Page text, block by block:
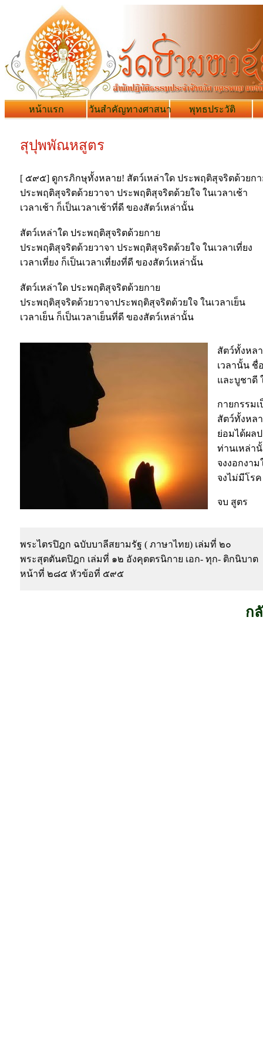
หน้าแรก วันสำคัญทางศาสนา พุทธประวัติ
สุปุพพัณหสูตร
[ ๕๙๕] ดูกรภิกษุทั้งหลาย! สัตว์เหล่าใด ประพฤติสุจริตด้วยกา
ประพฤติสุจริตด้วยวาจา ประพฤติสุจริตด้วยใจ ในเวลาเช้า
เวลาเช้า ก็เป็นเวลาเช้าที่ดี ของสัตว์เหล่านั้น
สัตว์เหล่าใด ประพฤติสุจริตด้วยกาย
ประพฤติสุจริตด้วยวาจา ประพฤติสุจริตด้วยใจ ในเวลาเที่ยง
เวลาเที่ยง ก็เป็นเวลาเที่ยงที่ดี ของสัตว์เหล่านั้น
สัตว์เหล่าใด ประพฤติสุจริตด้วยกาย
ประพฤติสุจริตด้วยวาจาประพฤติสุจริตด้วยใจ ในเวลาเย็น
เวลาเย็น ก็เป็นเวลาเย็นที่ดี ของสัตว์เหล่านั้น
สัตว์ทั้งหล
เวลานั้น ชื่
และบูชาดี
กายกรรม
สัตว์ทั้งหล
ย่อมได้ผล
ท่านเหล่า
จงงอกงา
จงไม่มีโร
จบ สูตร
พระไตรปิฎก ฉบับบาลีสยามรัฐ ( ภาษาไทย) เล่มที่ ๒๐
พระสุตตันตปิฎก เล่มที่ ๑๒ อังคุตตรนิกาย เอก- ทุก- ติกนิบาต
หน้าที่ ๒๘๕ หัวข้อที่ ๕๙๕
ก